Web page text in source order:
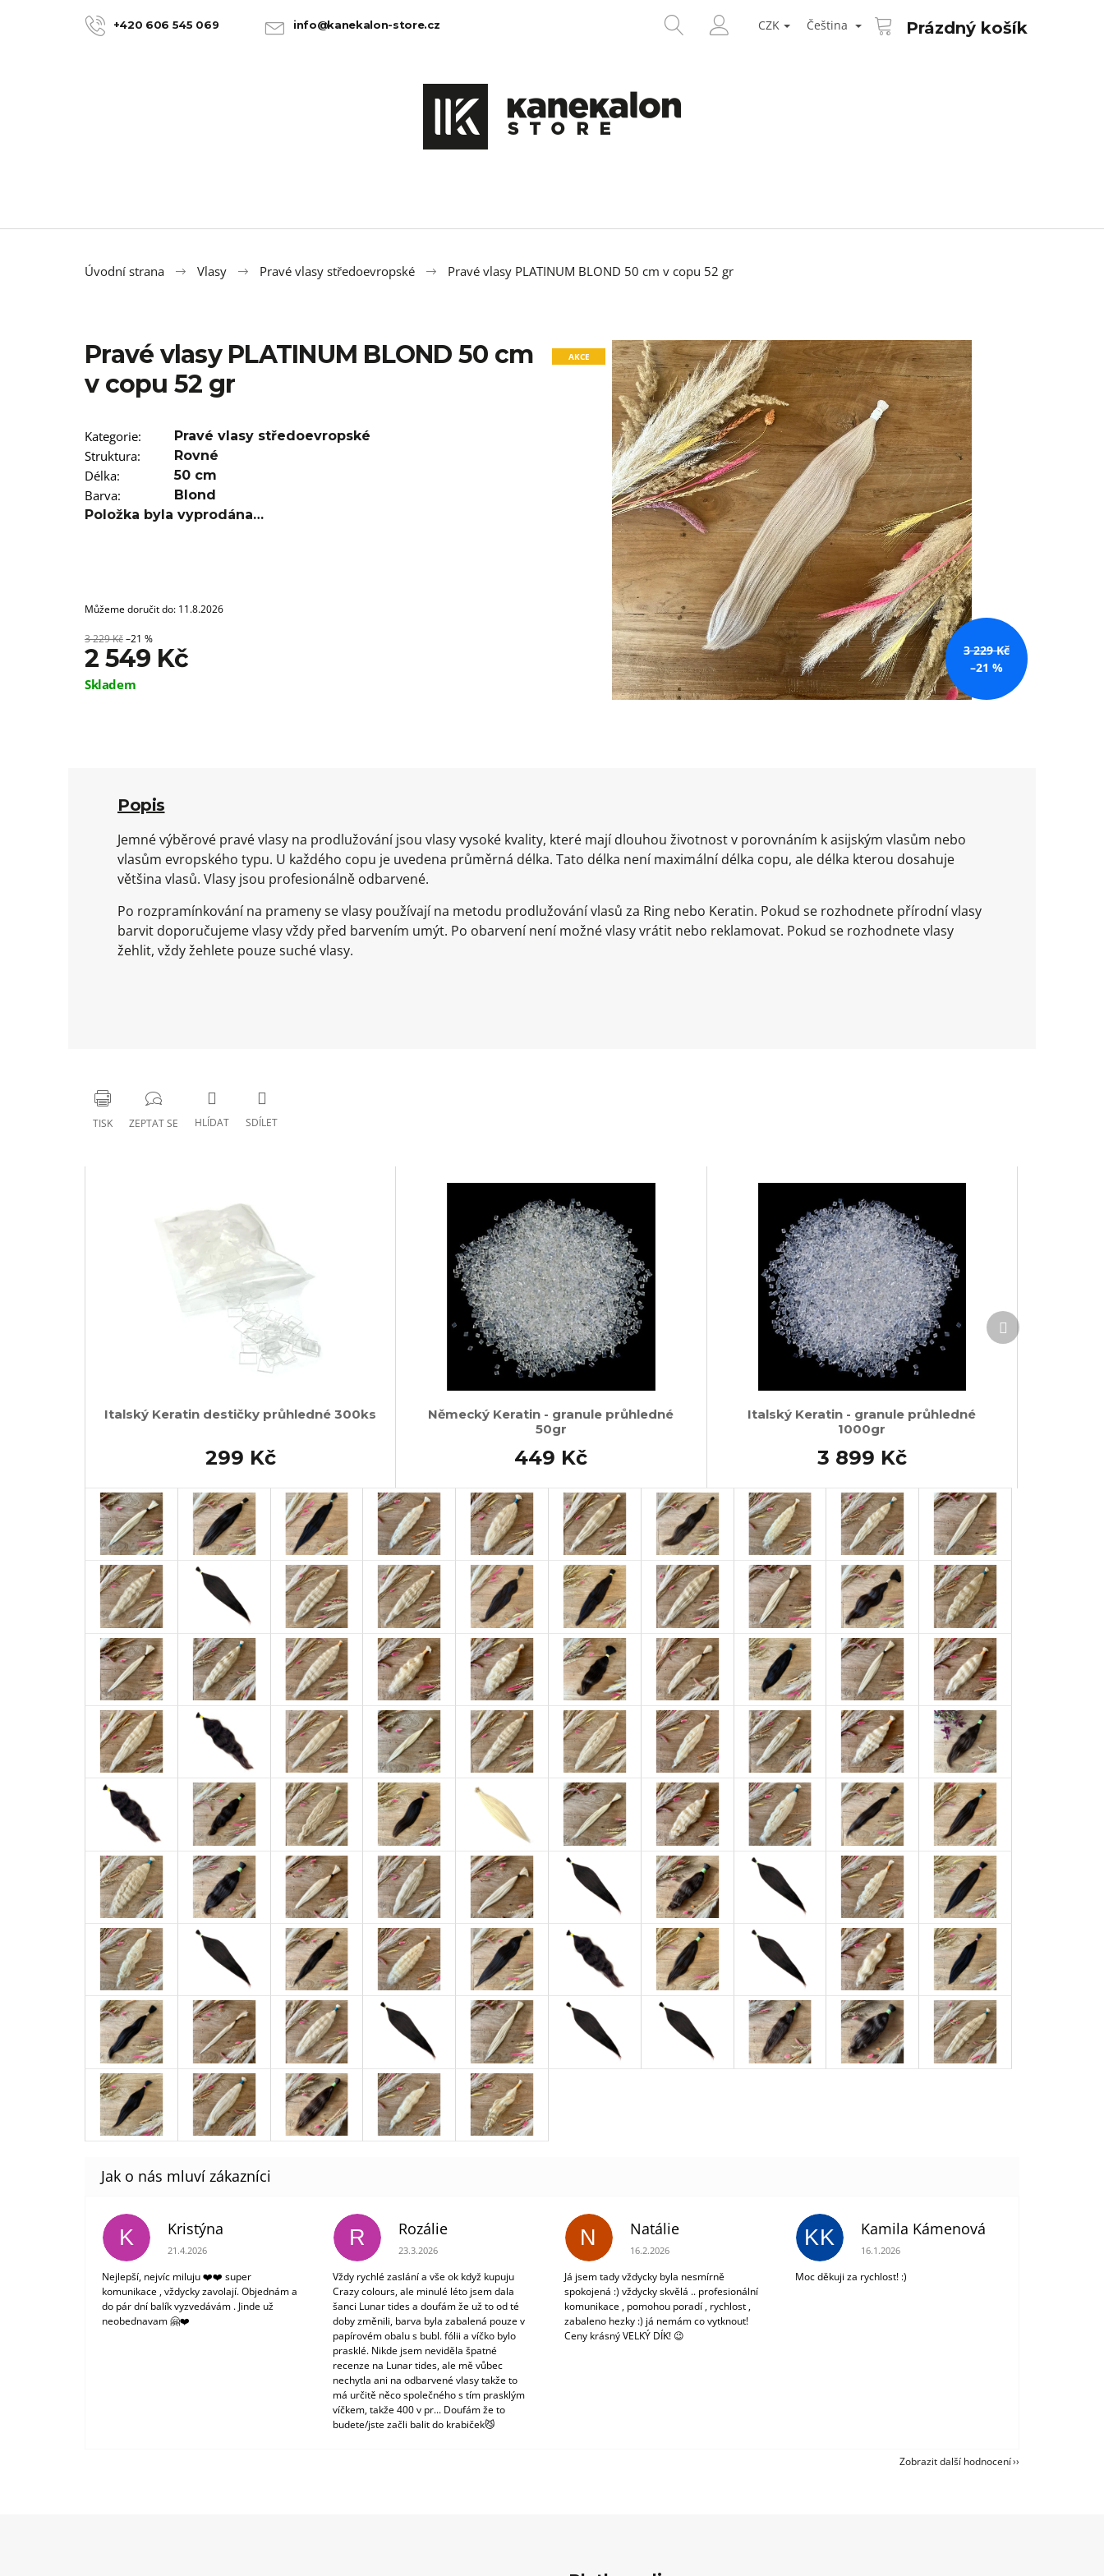
+420 606 545 069 info@kanekalon-store.cz
HLEDAT
CZK Čeština NÁKUPNÍ
KOŠÍK
Prázdný košík
Úvodní strana Vlasy Pravé vlasy středoevropské Pravé vlasy PLATINUM BLOND 50 cm v copu 52 gr
Pravé vlasy PLATINUM BLOND 50 cm
v copu 52 gr
AKCE
3 229 Kč
–21 %
Kategorie: Pravé vlasy středoevropské
Struktura: Rovné
Délka: 50 cm
Barva:
Blond
Položka byla vyprodána…
Můžeme doručit do: 11.8.2026
3 229 Kč–21 %
2 549 Kč
Měrná
Skladem
Popis
Jemné výběrové pravé vlasy na prodlužování jsou vlasy vysoké kvality, které mají dlouhou životnost v porovnáním k asijským vlasům nebo
vlasům evropského typu. U každého copu je uvedena průměrná délka. Tato délka není maximální délka copu, ale délka kterou dosahuje
většina vlasů. Vlasy jsou profesionálně odbarvené.
Po rozpramínkování na prameny se vlasy používají na metodu prodlužování vlasů za Ring nebo Keratin. Pokud se rozhodnete přírodní vlasy
barvit doporučujeme vlasy vždy před barvením umýt. Po obarvení není možné vlasy vrátit nebo reklamovat. Pokud se rozhodnete vlasy
žehlit, vždy žehlete pouze suché vlasy.
TISK ZEPTAT SE HLÍDAT SDÍLET
Italský Keratin destičky průhledné 300ks
299 Kč
Německý Keratin - granule průhledné
50gr
449 Kč
Italský Keratin - granule průhledné
1000gr
3 899 Kč
Další
produkt
K Kristýna
Hodnocení obchodu je 5 z 5 hvězdiček.
21.4.2026
Nejlepší, nejvíc miluju ❤️❤️ super
komunikace , vždycky zavolají. Objednám a
do pár dní balík vyzvedávám . Jinde už
neobednavam 🤗❤️
R Rozálie
Hodnocení obchodu je 3 z 5 hvězdiček.
23.3.2026
Vždy rychlé zaslání a vše ok když kupuju
Crazy colours, ale minulé léto jsem dala
šanci Lunar tides a doufám že už to od té
doby změnili, barva byla zabalená pouze v
papírovém obalu s bubl. fólii a víčko bylo
prasklé. Nikde jsem neviděla špatné
recenze na Lunar tides, ale mě vůbec
nechytla ani na odbarvené vlasy takže to
má určitě něco společného s tím prasklým
víčkem, takže 400 v pr... Doufám že to
budete/jste začli balit do krabiček😼
N Natálie
Hodnocení obchodu je 5 z 5 hvězdiček.
16.2.2026
Já jsem tady vždycky byla nesmírně
spokojená :) vždycky skvělá .. profesionální
komunikace , pomohou poradí , rychlost ,
zabaleno hezky :) já nemám co vytknout!
Ceny krásný VELKÝ DÍK! 😉
KK Kamila Kámenová
Hodnocení obchodu je 5 z 5 hvězdiček.
16.1.2026
Moc děkuji za rychlost! :)
Zobrazit další hodnocení
Co potřebujete najít?
100% JUMBO BRAID KANEKALON 22
99 Kč
100% EZ KANEKALON 1
100% JUMBO BRAID KANEKALON 1
SUPERBRAID
99 Kč
Původně:149 Kč